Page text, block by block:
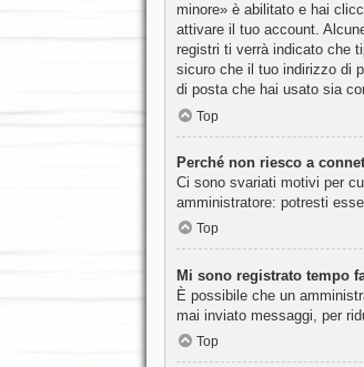
minore» è abilitato e hai
attivare il tuo account.
registri ti verrà indicato che
sicuro che il tuo indirizzo di
di posta che hai usato sia
Top
Perché non riesco a
Ci sono svariati motivi per
amministratore: potresti
Top
Mi sono registrato tempo
È possibile che un
mai inviato messaggi, per
Top